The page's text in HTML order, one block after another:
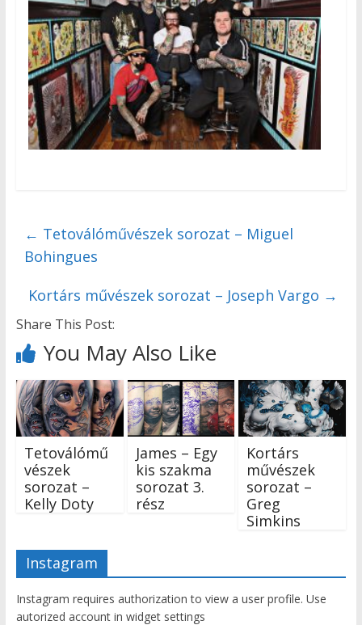
← Tetoválóművészek sorozat – Miguel
Bohingues
Kortárs művészek sorozat – Joseph Vargo →
Share This Post:
You May Also Like
Tetoválómű
vészek
sorozat –
Kelly Doty
James – Egy
kis szakma
sorozat 3.
rész
Kortárs
művészek
sorozat –
Greg
Simkins
Instagram
Instagram requires authorization to view a user profile. Use
autorized account in widget settings